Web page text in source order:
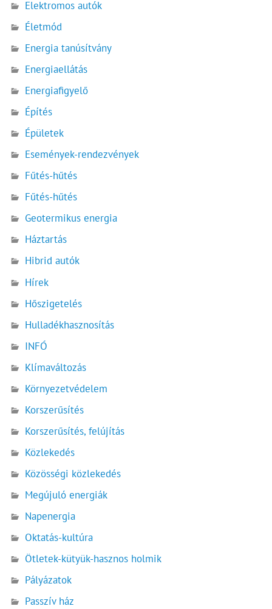
Elektromos autók
Életmód
Energia tanúsítvány
Energiaellátás
Energiafigyelő
Építés
Épületek
Események-rendezvények
Fűtés-hűtés
Fűtés-hűtés
Geotermikus energia
Háztartás
Hibrid autók
Hírek
Hőszigetelés
Hulladékhasznosítás
INFÓ
Klímaváltozás
Környezetvédelem
Korszerűsítés
Korszerűsítés, felújítás
Közlekedés
Közösségi közlekedés
Megújuló energiák
Napenergia
Oktatás-kultúra
Ötletek-kütyük-hasznos holmik
Pályázatok
Passzív ház